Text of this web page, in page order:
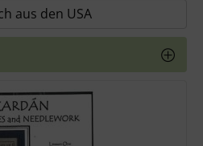
aus den USA